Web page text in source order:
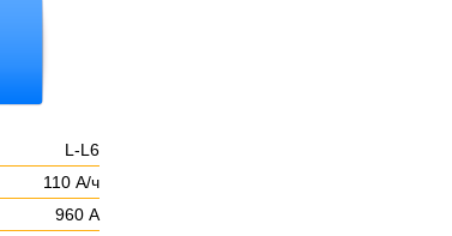
L-L6
110 А/ч
960 А